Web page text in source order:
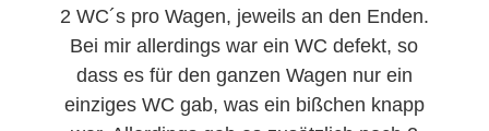
2 WC´s pro Wagen, jeweils an den Enden.
Bei mir allerdings war ein WC defekt, so
dass es für den ganzen Wagen nur ein
einziges WC gab, was ein bißchen knapp